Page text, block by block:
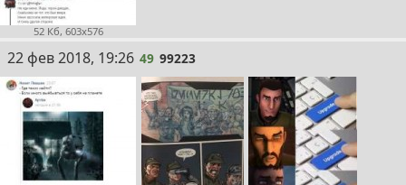
52 Кб, 603x576
49
22 фев 2018, 19:26 49 99223